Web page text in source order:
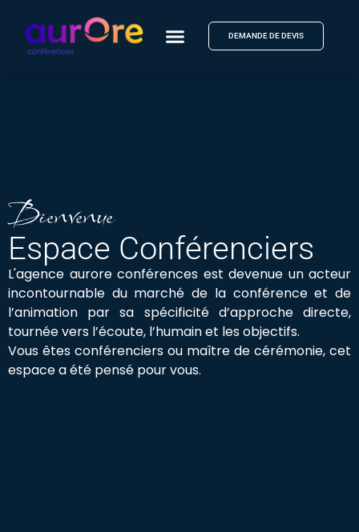
DEMANDE DE DEVIS
Bienvenue
Espace Conférenciers
L'agence aurore conférences est devenue un acteur
incontournable du marché de la conférence et de
l’animation par sa spécificité d’approche directe,
tournée vers l’écoute, l’humain et les objectifs.
Vous êtes conférenciers ou maître de cérémonie, cet
espace a été pensé pour vous.